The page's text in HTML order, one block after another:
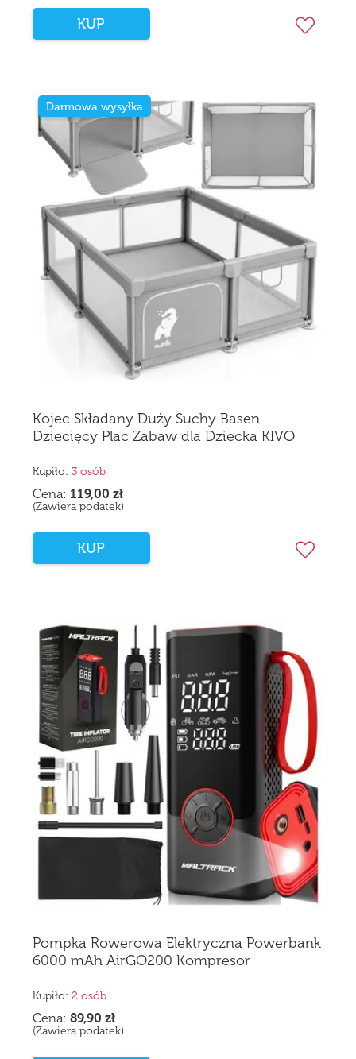
KUP
Darmowa wysyłka
Kojec Składany Duży Suchy Basen
Dziecięcy Plac Zabaw dla Dziecka KIVO
Kupiło: 3 osób
Cena: 119,00 zł
(Zawiera podatek)
KUP
Pompka Rowerowa Elektryczna Powerbank
6000 mAh AirGO200 Kompresor
Kupiło: 2 osób
Cena: 89,90 zł
(Zawiera podatek)